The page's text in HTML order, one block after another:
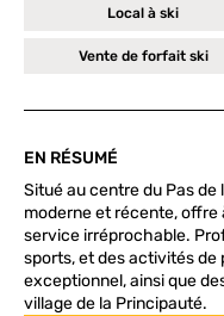
Local à ski
Vente de forfait ski
EN RÉSUMÉ
Situé au centre du Pas
moderne et récente,
service irréprochable.
sports, et des activités de
exceptionnel, ainsi que
village de la Principauté.